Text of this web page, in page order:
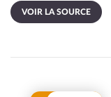
VOIR LA SOURCE